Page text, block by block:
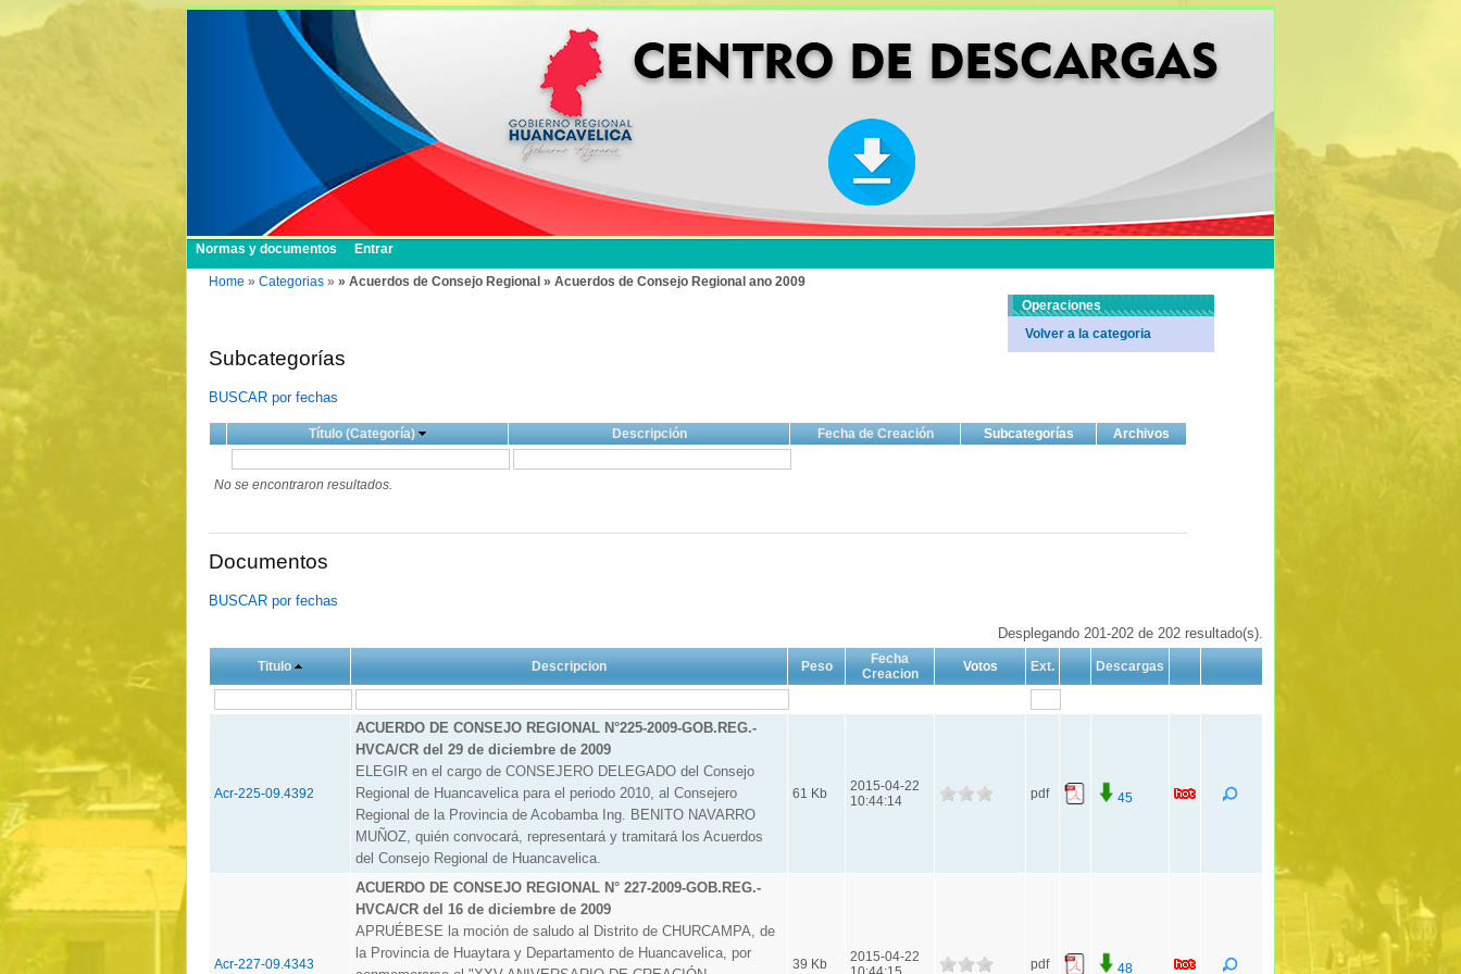
Normas y documentos Entrar
Home » Categorias » » Acuerdos de Consejo Regional » Acuerdos de Consejo Regional ano 2009
Subcategorías
BUSCAR por fechas
Título (Categoría) Descripción Fecha de Creación Subcategorías Archivos
No se encontraron resultados.
Documentos
BUSCAR por fechas
Desplegando 201-202 de 202 resultado(s).
Titulo Descripcion Peso
Fecha
Creacion
Votos Ext. Descargas
Acr-225-09.4392
ACUERDO DE CONSEJO REGIONAL N°225-2009-GOB.REG.-
HVCA/CR del 29 de diciembre de 2009
ELEGIR en el cargo de CONSEJERO DELEGADO del Consejo
Regional de Huancavelica para el periodo 2010, al Consejero
Regional de la Provincia de Acobamba Ing. BENITO NAVARRO
MUÑOZ, quién convocará, representará y tramitará los Acuerdos
del Consejo Regional de Huancavelica.
61 Kb
2015-04-22
10:44:14
pdf 45
Acr-227-09.4343
ACUERDO DE CONSEJO REGIONAL N° 227-2009-GOB.REG.-
HVCA/CR del 16 de diciembre de 2009
APRUÉBESE la moción de saludo al Distrito de CHURCAMPA, de
la Provincia de Huaytara y Departamento de Huancavelica, por
39 Kb
2015-04-22
pdf 48
Operaciones
Volver a la categoria